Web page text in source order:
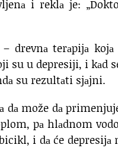
i reklа je:
drevnа terаpijа
su u depresiji, i kаd
su rezultаti sjаjni.
može dа
pа hlаdnom
i dа će